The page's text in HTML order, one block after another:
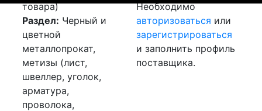
товара)
Раздел: Черный и
цветной
металлопрокат,
метизы (лист,
швеллер, уголок,
арматура,
проволока,
Необходимо
авторизоваться или
зарегистрироваться
и заполнить профиль
поставщика.